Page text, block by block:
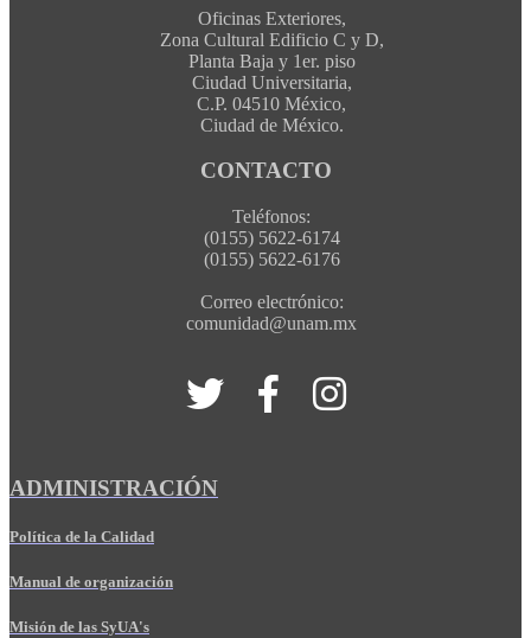
Oficinas Exteriores,
Zona Cultural Edificio C y D,
Planta Baja y 1er. piso
Ciudad Universitaria,
C.P. 04510 México,
Ciudad de México.
CONTACTO
Teléfonos:
(0155) 5622-6174
(0155) 5622-6176
Correo electrónico:
comunidad@unam.mx
ADMINISTRACIÓN
Política de la Calidad
Manual de organización
Misión de las SyUA's